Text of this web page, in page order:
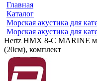
Главная
Каталог
Морская акустика для
Морская акустика для
Hertz HMX 8-C MARINE
(20см), комплект